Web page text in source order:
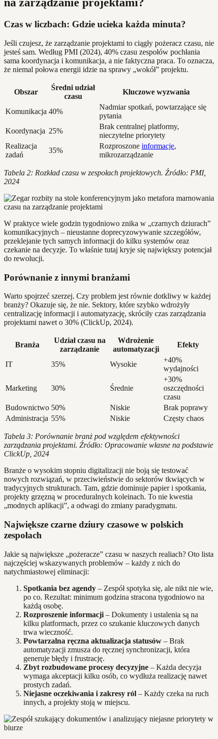
Czas w liczbach: Gdzie ucieka każda minuta?
Jeśli czujesz, że zarządzanie projektami to ciągły pożeracz czasu, nie
jesteś sam. Według PMI (2024), 40% czasu zespołów pochłania
sama koordynacja i komunikacja, a nie faktyczna praca. To oznacza,
że niemal połowa energii idzie na sprawy „wokół” projektu.
Obszar
Średni udział
czasu
Kluczowe wyzwania
Komunikacja 40%
Nadmiar spotkań, powtarzające się
pytania
Koordynacja 25%
Brak centralnej platformy,
nieczytelne priorytety
Realizacja
zadań
35%
Rozproszone informacje,
mikrozarządzanie
Tabela 2: Rozkład czasu w zespołach projektowych. Źródło: PMI,
2024
W praktyce wiele godzin tygodniowo znika w „czarnych dziurach”
komunikacyjnych – nieustanne doprecyzowywanie szczegółów,
przeklejanie tych samych informacji do kilku systemów oraz
czekanie na decyzje. To właśnie tutaj kryje się największy potencjał
do rewolucji.
Porównanie z innymi branżami
Warto spojrzeć szerzej. Czy problem jest równie dotkliwy w każdej
branży? Okazuje się, że nie. Sektory, które szybko wdrożyły
centralizację informacji i automatyzację, skróciły czas zarządzania
projektami nawet o 30% (ClickUp, 2024).
Branża
Udział czasu na
zarządzanie
Wdrożenie
automatyzacji
Efekty
IT 35% Wysokie
+40%
wydajności
Marketing 30% Średnie
+30%
oszczędności
czasu
Budownictwo 50% Niskie
Brak poprawy
Administracja 55% Niskie Częsty chaos
Tabela 3: Porównanie branż pod względem efektywności
zarządzania projektami. Źródło: Opracowanie własne na podstawie
ClickUp, 2024
Branże o wysokim stopniu digitalizacji nie boją się testować
nowych rozwiązań, w przeciwieństwie do sektorów tkwiących w
tradycyjnych strukturach. Tam, gdzie dominuje papier i spotkania,
projekty grzęzną w proceduralnych koleinach. To nie kwestia
„modnych aplikacji”, a odwagi do zmiany paradygmatu.
Największe czarne dziury czasowe w polskich
zespołach
Jakie są największe „pożeracze” czasu w naszych realiach? Oto lista
najczęściej wskazywanych problemów – każdy z nich do
natychmiastowej eliminacji:
Spotkania bez agendy – Zespół spotyka się, ale nikt nie wie,
po co. Rezultat: minimum godzina stracona tygodniowo na
każdą osobę.
Rozproszenie informacji – Dokumenty i ustalenia są na
kilku platformach, przez co szukanie kluczowych danych
trwa wieczność.
Powtarzalna ręczna aktualizacja statusów – Brak
automatyzacji zmusza do ręcznej synchronizacji, która
generuje błędy i frustrację.
Zbyt rozbudowane procesy decyzyjne – Każda decyzja
wymaga akceptacji kilku osób, co wydłuża realizację nawet
prostych zadań.
Niejasne oczekiwania i zakresy ról – Każdy czeka na ruch
innych, a projekty stoją w miejscu.